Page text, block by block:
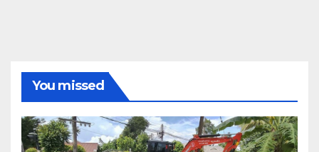
You missed